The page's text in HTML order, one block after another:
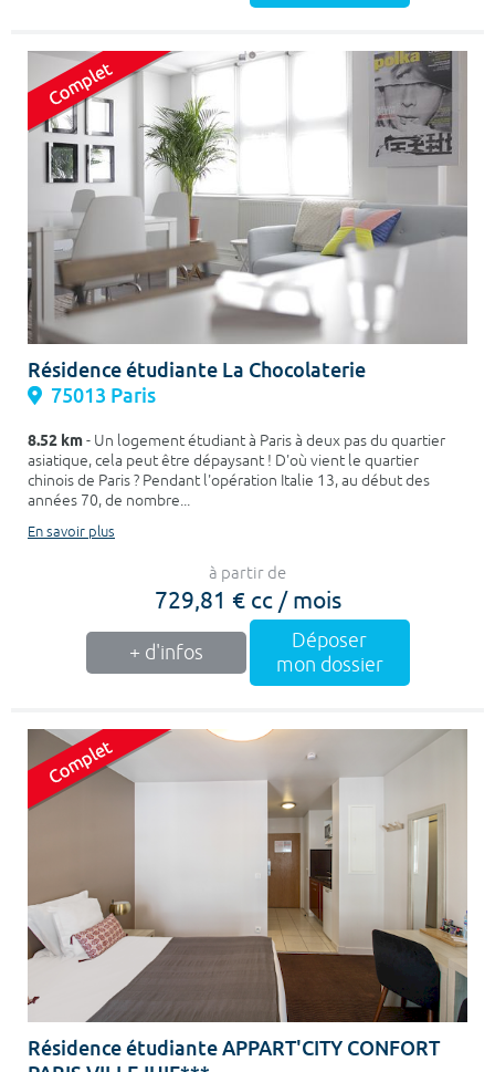
Résidence étudiante La Chocolaterie
75013 Paris
8.52 km- Un logement étudiant à Paris à deux pas du quartier
asiatique, cela peut être dépaysant ! D'où vient le quartier
chinois de Paris ? Pendant l'opération Italie 13, au début des
années 70, de nombre...
En savoir plus
à partir de
729,81 € cc / mois
+ d'infos
Déposer
mon dossier
Résidence étudiante APPART'CITY CONFORT